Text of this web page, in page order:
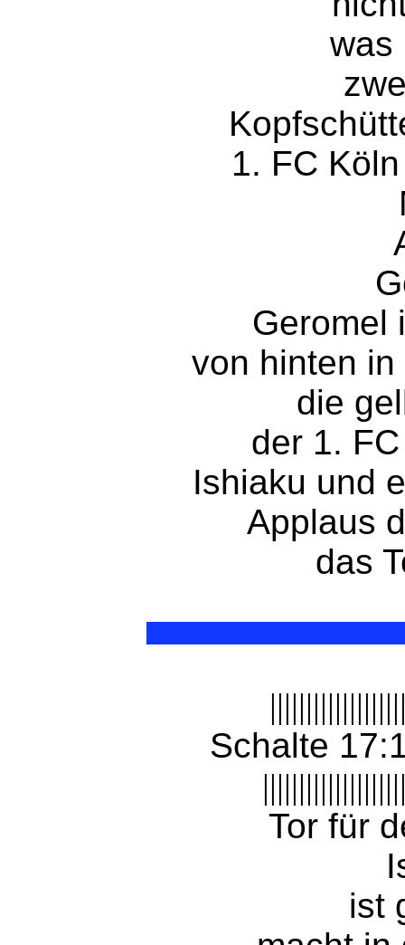
was
1. FC
Geromel
von hinten
die
der 1.
Ishiaku und
Applaus
das
Schalte
Tor für
ist